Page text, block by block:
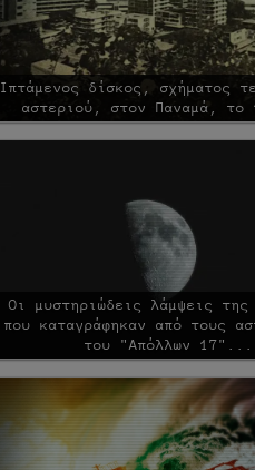
Ιπτάμενος δίσκος, σχήματος
αστεριού, στον Παναμά, το
Οι μυστηριώδεις λάμψεις της
που καταγράφηκαν από τους
του "Απόλλων 17"...